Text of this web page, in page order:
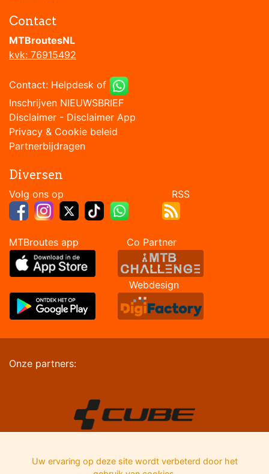
Contact
MTBroutesNL
kvk: 76915492
Contact: Helpdesk of
Inschrijven NIEUWSBRIEF
Disclaimer - Disclaimer App
Privacy & Cookie beleid
Partnerbijdragen
Diversen
Volg ons op RSS
MTBroutes app Co Partner
Webdesign
Onze partners:
Uw ervaring op deze site wordt verbeterd door het